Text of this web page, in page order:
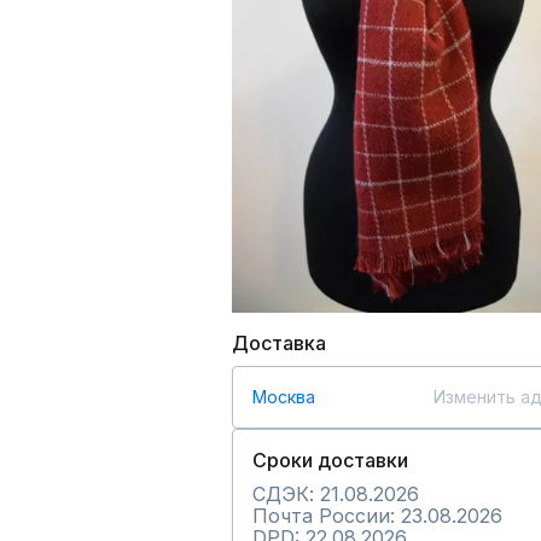
Доставка
Москва Изменить
Сроки доставки
СДЭК: 21.08.2026
Почта России: 23.08.2026